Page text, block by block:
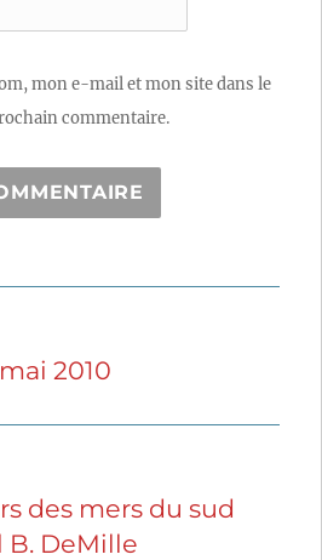
mon e-mail et mon site dans le
commentaire.
2010
des mers du sud
B. DeMille